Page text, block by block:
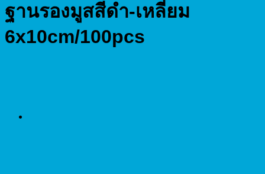
ฐานรองมูสสีดำ-เหลี่ยม
6x10cm/100pcs